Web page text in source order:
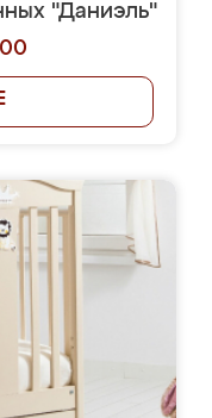
"Даниэль"